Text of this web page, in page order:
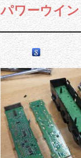
パワーウイ